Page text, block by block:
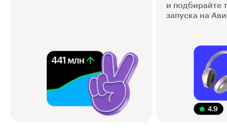
и подбирайте
запуска на